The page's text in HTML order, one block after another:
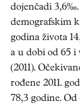
dojenčadi
demografskim
godina života
a u dobi od 65 i
(2011).
rođene 2011.
78,3 godine.